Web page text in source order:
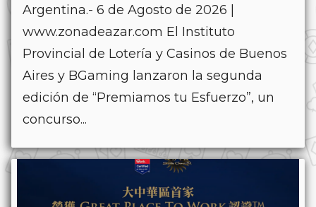
Argentina.- 6 de Agosto de 2026 |
www.zonadeazar.com El Instituto
Provincial de Lotería y Casinos de Buenos
Aires y BGaming lanzaron la segunda
edición de “Premiamos tu Esfuerzo”, un
concurso...